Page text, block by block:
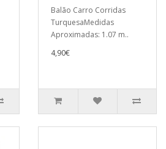
Balão Carro Corridas
TurquesaMedidas
Aproximadas: 1.07 m..
4,90€